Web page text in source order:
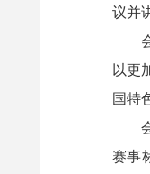
议并
会
以更
国特
会
赛事